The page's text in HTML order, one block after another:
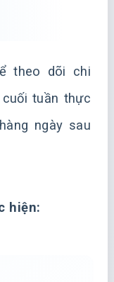
theo dõi chi
tuần thực
ngày sau
hiện: